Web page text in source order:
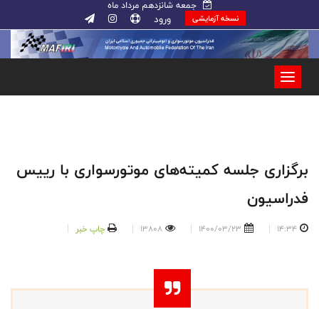
جمعه شانزدهم مرداد ماه
نسخه آزمایشی ورود
برگزاری‌ جلسه کمیته‌های موتورسواری با رییس
فدراسیون
14:34
1400/03/23
13808 چاپ خبر